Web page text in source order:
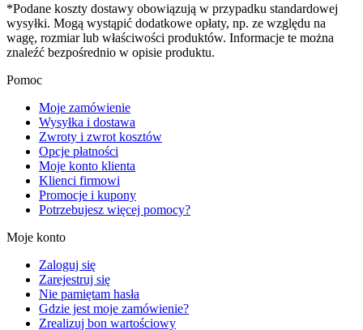
*Podane koszty dostawy obowiązują w przypadku standardowej
wysyłki. Mogą wystąpić dodatkowe opłaty, np. ze względu na
wagę, rozmiar lub właściwości produktów. Informacje te można
znaleźć bezpośrednio w opisie produktu.
Pomoc
Moje zamówienie
Wysyłka i dostawa
Zwroty i zwrot kosztów
Opcje płatności
Moje konto klienta
Klienci firmowi
Promocje i kupony
Potrzebujesz więcej pomocy?
Moje konto
Zaloguj się
Zarejestruj się
Nie pamiętam hasła
Gdzie jest moje zamówienie?
Zrealizuj bon wartościowy